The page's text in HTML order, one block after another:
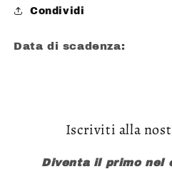
Condividi
Data di scadenza:
Iscriviti alla
Diventa il primo nel